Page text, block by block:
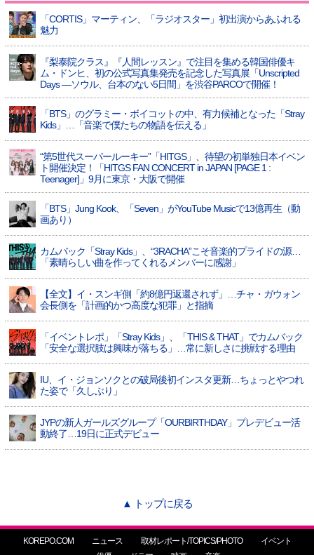
「CORTIS」マーティン、「ラジオスター」初出演からあふれる
魅力
『梨泰院クラス』『人間レッスン』で注目を集める韓国俳優キ
ム・ドンヒ、初の公式写真集発売を記念した写真展「Unscripted
Days —ソウル、台本のない5日間」を渋谷PARCOで開催！
「BTS」のグラミー・ボイコットの中、有力候補となった「Stray
Kids」…「音楽で僕たちの物語を伝える」
“第5世代スーパールーキー”「HITGS」、待望の初単独日本イベン
ト開催決定！「HITGS FAN CONCERT in JAPAN [PAGE 1 :
Teenager]」9月に東京・大阪で開催
「BTS」Jung Kook、「Seven」がYouTube Musicで13億再生（動
画あり）
カムバック「Stray Kids」、“3RACHA”こそ音楽的プライドの源…
「素晴らしい曲を作ってくれるメンバーに感謝」
【全文】イ・スンギ側「約8億円返還されず」…チャ・ガウォン
会長側を「計画的かつ高度な犯罪」と指摘
「イベントレポ」「Stray Kids」、「THIS & THAT」でカムバック
「安全な選択肢は興味が落ちる」…常に新しさに挑戦する理由
IU、イ・ジョンソクとの破局後初インスタ更新…ちょっとやつれ
た姿で「久しぶり」
JYPの新人ガールズグループ「OURBIRTHDAY」プレデビュー活
動終了…19日に正式デビュー
▲ トップに戻る
KOREPO.COM ニュース 取材レポート/TOPICS/PHOTO
イベント